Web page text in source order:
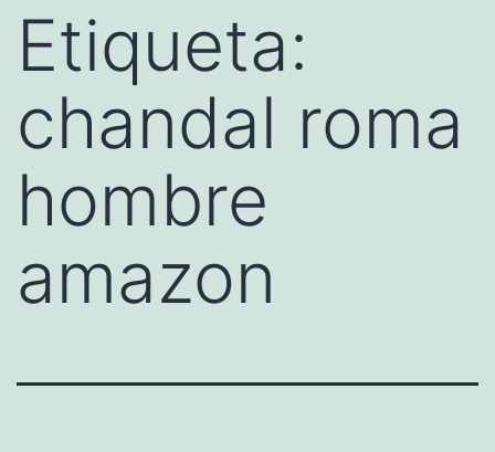
Etiqueta:
chandal roma
hombre
amazon